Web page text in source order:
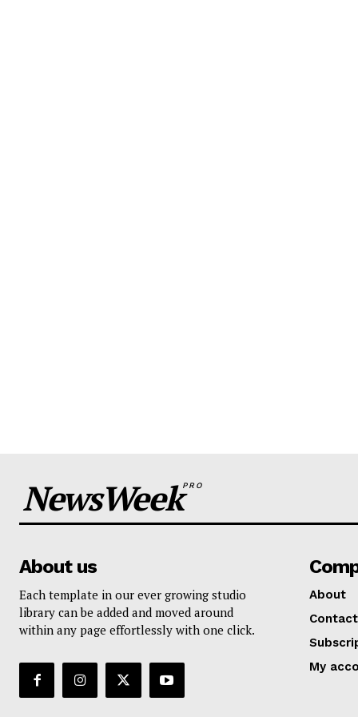
NewsWeekPRO
About us
Each template in our ever growing studio
library can be added and moved around
within any page effortlessly with one click.
About
My